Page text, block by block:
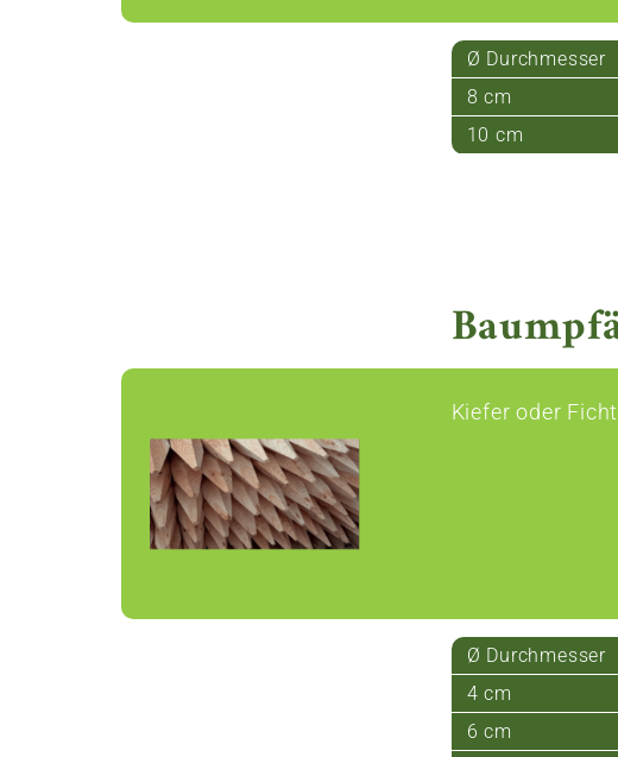
Ø Durchmesser
8 cm
10 cm
Kiefer oder
Ø Durchmesser
4 cm
6 cm